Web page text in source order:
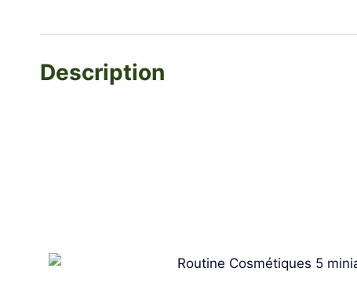
Description